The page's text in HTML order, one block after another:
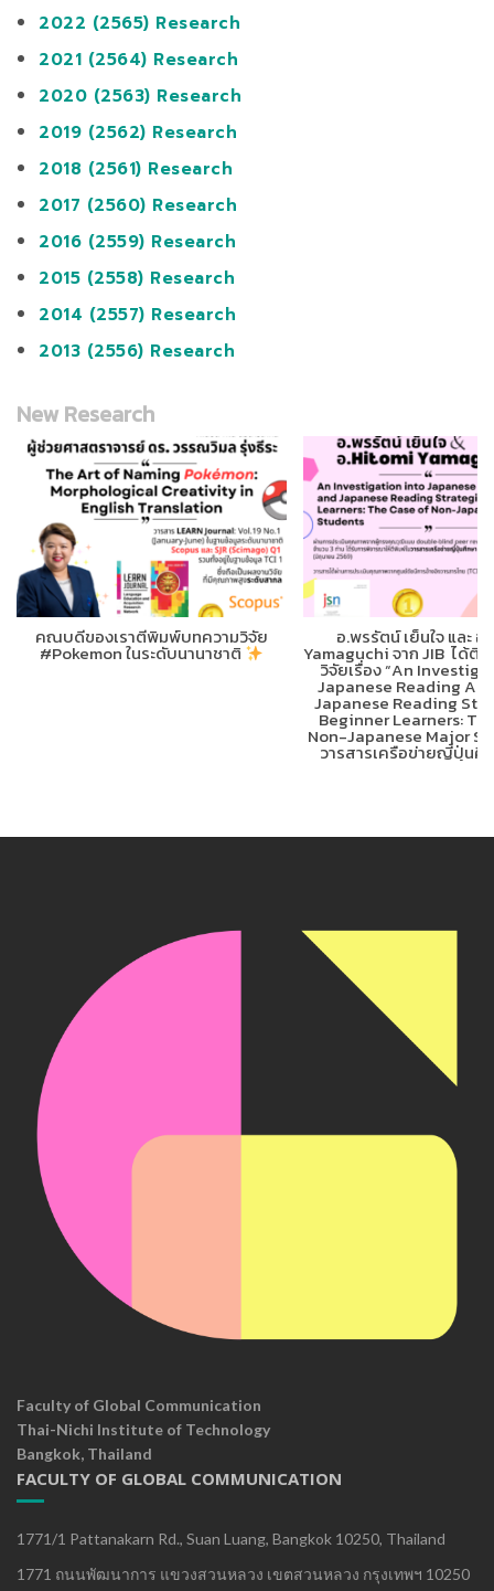
2022 (2565) Research
2021 (2564) Research
2020 (2563) Research
2019 (2562) Research
2018 (2561) Research
2017 (2560) Research
2016 (2559) Research
2015 (2558) Research
2014 (2557) Research
2013 (2556) Research
New Research
คณบดีของเราตีพิมพ์บทความวิจัย
#Pokemon ในระดับนานาชาติ
อ.พรรัตน์ เย็นใจ และ
Yamaguchi จาก JIB ได้ตี
วิจัยเรื่อง “An
Japanese Reading
Japanese Reading
Beginner Learners:
Non-Japanese Major
วารสารเครือข่ายญี่ปุ่นศึ
Faculty of Global Communication
Thai-Nichi Institute of Technology
Bangkok, Thailand
FACULTY OF GLOBAL COMMUNICATION
1771/1 Pattanakarn Rd., Suan Luang, Bangkok 10250, Thailand
1771 ถนนพัฒนาการ แขวงสวนหลวง เขตสวนหลวง กรุงเทพฯ 10250